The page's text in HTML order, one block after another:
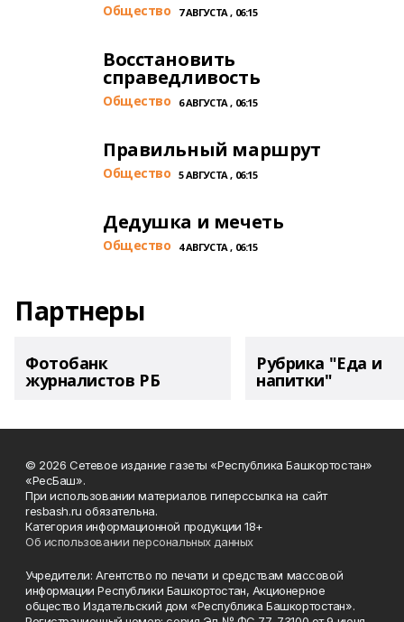
Общество 7 АВГУСТА , 06:15
Восстановить
справедливость
Общество 6 АВГУСТА , 06:15
Правильный маршрут
Общество 5 АВГУСТА , 06:15
Дедушка и мечеть
Общество 4 АВГУСТА , 06:15
Партнеры
Фотобанк
журналистов РБ
Рубрика "Еда и
напитки"
© 2026 Сетевое издание газеты «Республика Башкортостан»
«РесБаш».
При использовании материалов гиперссылка на сайт
resbash.ru обязательна.
Категория информационной продукции 18+
Об использовании персональных данных
Учредители: Агентство по печати и средствам массовой
информации Республики Башкортостан, Акционерное
общество Издательский дом «Республика Башкортостан».